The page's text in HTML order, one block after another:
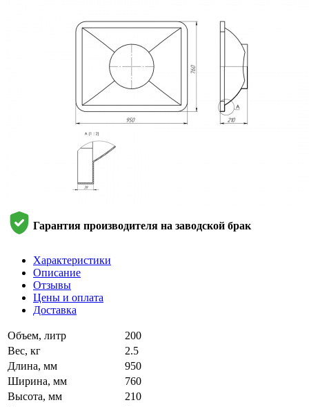
Гарантия производителя на заводской брак
Характеристики
Описание
Отзывы
Цены и оплата
Доставка
Объем, литр
200
Вес, кг
2.5
Длина, мм
950
Ширина, мм
760
Высота, мм
210